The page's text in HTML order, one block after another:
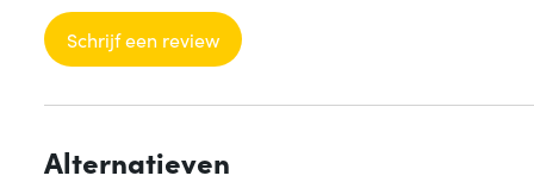
Schrijf een review
Alternatieven